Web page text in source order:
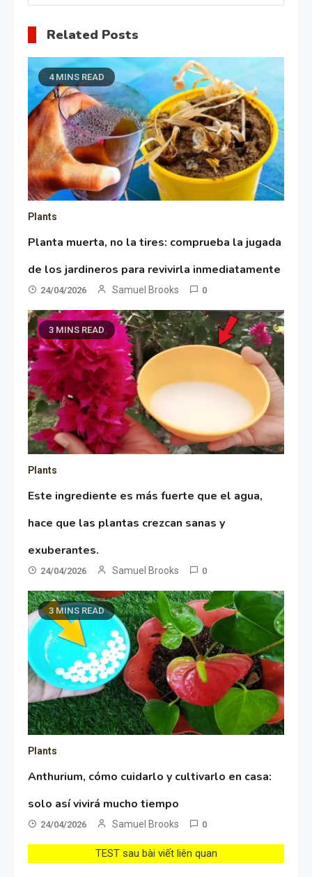
Related Posts
4 MINS READ
Plants
Planta muerta, no la tires: comprueba la jugada
de los jardineros para revivirla inmediatamente
24/04/2026 Samuel Brooks 0
3 MINS READ
Plants
Este ingrediente es más fuerte que el agua,
hace que las plantas crezcan sanas y
exuberantes.
24/04/2026 Samuel Brooks 0
3 MINS READ
Plants
Anthurium, cómo cuidarlo y cultivarlo en casa:
solo así vivirá mucho tiempo
24/04/2026 Samuel Brooks 0
TEST sau bài viết liên quan